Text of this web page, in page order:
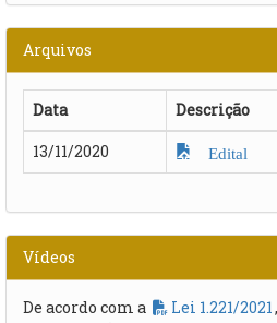
Arquivos
Data Descrição
13/11/2020
Edital
Vídeos
De acordo com a Lei 1.221/2021